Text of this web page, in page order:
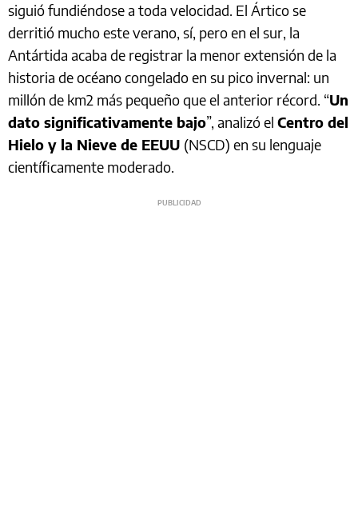
siguió fundiéndose a toda velocidad. El Ártico se
derritió mucho este verano, sí, pero en el sur, la
Antártida acaba de registrar la menor extensión de la
historia de océano congelado en su pico invernal: un
millón de km2 más pequeño que el anterior récord. “Un
dato significativamente bajo”, analizó el Centro del
Hielo y la Nieve de EEUU (NSCD) en su lenguaje
científicamente moderado.